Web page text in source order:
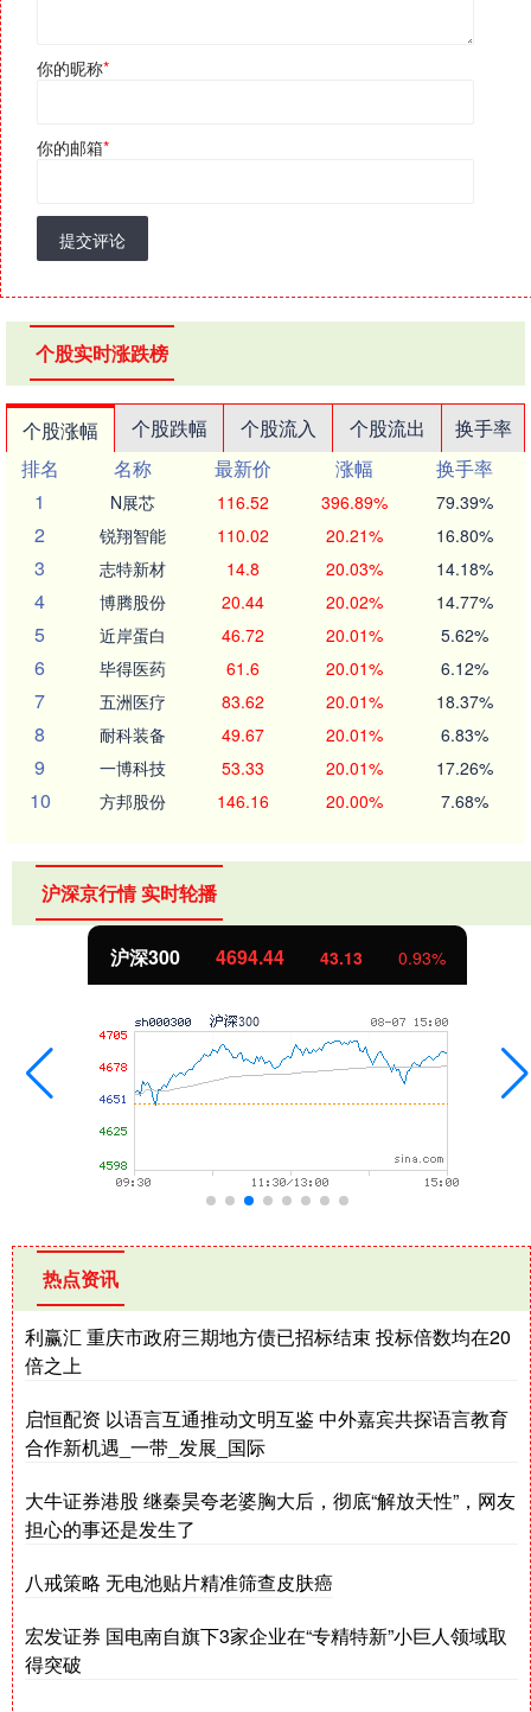
你的昵称*
你的邮箱*
提交评论
个股实时涨跌榜
个股涨幅 个股跌幅 个股流入 个股流出
换手率
排名
名称 最新价 涨幅
换手率
1
N展芯 116.52 396.89% 79.39%
2 锐翔智能 110.02 20.21% 16.80%
3 志特新材 14.8 20.03% 14.18%
4 博腾股份 20.44 20.02% 14.77%
5 近岸蛋白 46.72 20.01% 5.62%
6 毕得医药 61.6 20.01% 6.12%
7 五洲医疗 83.62 20.01% 18.37%
8 耐科装备 49.67 20.01% 6.83%
9 一博科技 53.33 20.01% 17.26%
10 方邦股份 146.16 20.00% 7.68%
沪深京行情 实时轮播
沪深300 4694.44 43.13 0.93%
热点资讯
利赢汇 重庆市政府三期地方债已招标结束 投标倍数均在20
倍之上
启恒配资 以语言互通推动文明互鉴 中外嘉宾共探语言教育
合作新机遇_一带_发展_国际
大牛证券港股 继秦昊夸老婆胸大后，彻底“解放天性”，网友
担心的事还是发生了
八戒策略 无电池贴片精准筛查皮肤癌
宏发证券 国电南自旗下3家企业在“专精特新”小巨人领域取
得突破